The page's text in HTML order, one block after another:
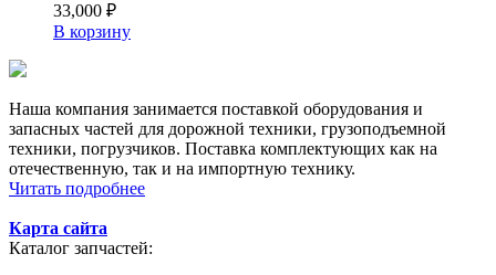
33,000 ₽
В корзину
Наша компания занимается поставкой оборудования и
запасных частей для дорожной техники, грузоподъемной
техники, погрузчиков. Поставка комплектующих как на
отечественную, так и на импортную технику.
Читать подробнее
Карта сайта
Каталог запчастей: